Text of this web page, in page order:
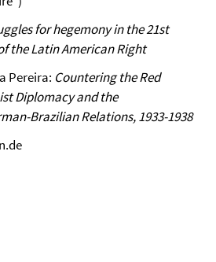
for hegemony in the 21st
the Latin American Right
Pereira: Countering the Red
Diplomacy and the
Brazilian Relations, 1933-1938